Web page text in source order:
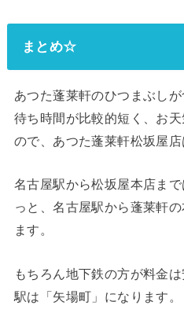
まとめ☆
あつた蓬莱軒のひつまぶし
待ち時間が比較的短く、お
ので、あつた蓬莱軒松坂屋店
名古屋駅から松坂屋本店ま
っと、名古屋駅から蓬莱軒
ます。
もちろん地下鉄の方が料金
駅は「矢場町」になります。